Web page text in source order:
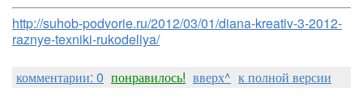
http://suhob-podvorie.ru/2012/03/01/diana-kreativ-3-2012-
raznye-texniki-rukodeliya/
комментарии: 0 понравилось! вверх^ к полной версии